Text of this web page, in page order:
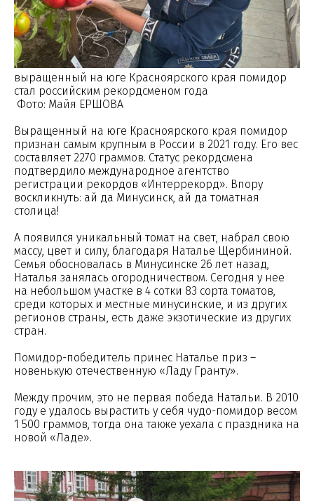
выращенный на юге Красноярского края помидор
стал российским рекордсменом года
Фото: Майя ЕРШОВА
Выращенный на юге Красноярского края помидор
признан самым крупным в России в 2021 году. Его вес
составляет 2270 граммов. Статус рекордсмена
подтвердило международное агентство
регистрации рекордов «Интеррекорд». Впору
воскликнуть: ай да Минусинск, ай да томатная
столица!
А появился уникальный томат на свет, набрал свою
массу, цвет и силу, благодаря Наталье Щербининой.
Семья обосновалась в Минусинске 26 лет назад,
Наталья занялась огородничеством. Сегодня у нее
на небольшом участке в 4 сотки 83 сорта томатов,
среди которых и местные минусинские, и из других
регионов страны, есть даже экзотические из других
стран.
Помидор-победитель принес Наталье приз –
новенькую отечественную «Ладу Гранту».
Между прочим, это не первая победа Натальи. В 2010
году е удалось вырастить у себя чудо-помидор весом
1 500 граммов, тогда она также уехала с праздника на
новой «Ладе».